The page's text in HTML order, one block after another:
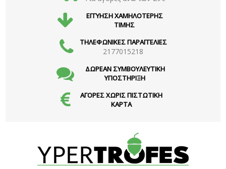
ΕΓΓΥΗΣΗ ΧΑΜΗΛΟΤΕΡΗΣ
ΤΙΜΗΣ
ΤΗΛΕΦΩΝΙΚΕΣ ΠΑΡΑΓΓΕΛΙΕΣ
2177015218
ΔΩΡΕΑΝ ΣΥΜΒΟΥΛΕΥΤΙΚΗ
ΥΠΟΣΤΗΡΙΞΗ
ΑΓΟΡΕΣ ΧΩΡΙΣ ΠΙΣΤΩΤΙΚΗ
ΚΑΡΤΑ